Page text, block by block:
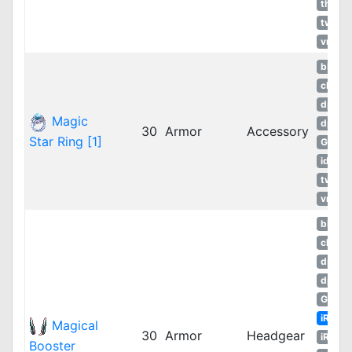
thROG
twRO
vnRO
Magic
Star Ring [1]
30 Armor Accessory
bRO
cRO
dpRO
dpROS
GGH
idRO
twRO
vnRO
Magical
Booster
30 Armor Headgear
bRO
cRO
dpRO
dpROS
GGH
iRO
iROT